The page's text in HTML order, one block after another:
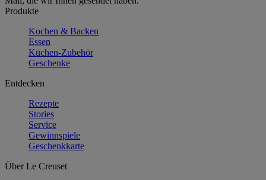
Produkte
Kochen & Backen
Essen
Küchen-Zubehör
Geschenke
Entdecken
Rezepte
Stories
Service
Gewinnspiele
Geschenkkarte
Über Le Creuset